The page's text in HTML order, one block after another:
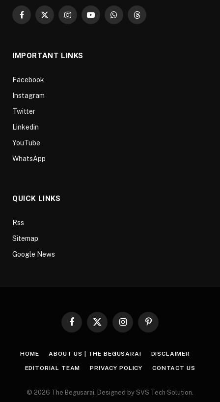
Facebook
X
InstagramYouTubeWhatsAppThreads
IMPORTANT LINKS
Facebook
Instagram
Twitter
Linkedin
YouTube
WhatsApp
QUICK LINKS
Rss
Sitemap
Google News
Facebook
X
InstagramPinterest
HOME ABOUT US | THE BEGUSARAI DISCLAIMER
EDITORIAL TEAM PRIVACY POLICY CONTACT US
© 2026 The Begusarai. Designed by SVS Tech Solution.